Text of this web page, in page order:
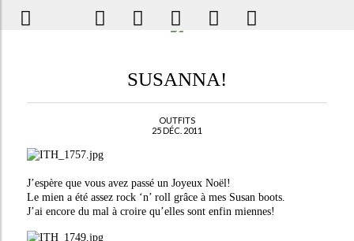
SUSANNA!
OUTFITS
25 DÉC. 2011
J’espère que vous avez passé un Joyeux Noël!
Le mien a été assez rock ‘n’ roll grâce à mes Susan boots.
J’ai encore du mal à croire qu’elles sont enfin miennes!